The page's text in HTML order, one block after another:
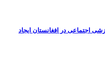
اجتماعی در افغانستان ایجاد